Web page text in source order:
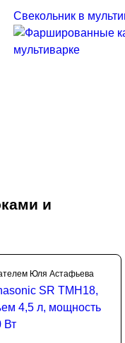
Свекольник в
и
Юля Астафьева
SR TMH18,
4,5 л, мощность
Вт